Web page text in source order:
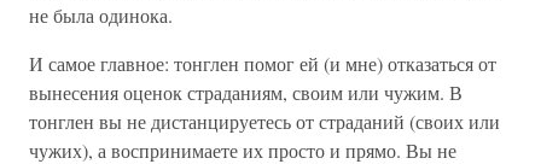
не была одинока.
И самое главное: тонглен помог ей (и мне) отказаться от
вынесения оценок страданиям, своим или чужим. В
тонглен вы не дистанцируетесь от страданий (своих или
чужих), а воспринимаете их просто и прямо. Вы не